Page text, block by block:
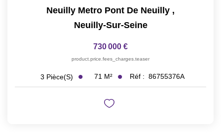
Neuilly Metro Pont De Neuilly ,
Neuilly-Sur-Seine
730 000 €
product.price.fees_charges.teaser
3 Pièce(s) 71 M² Réf : 86755376A